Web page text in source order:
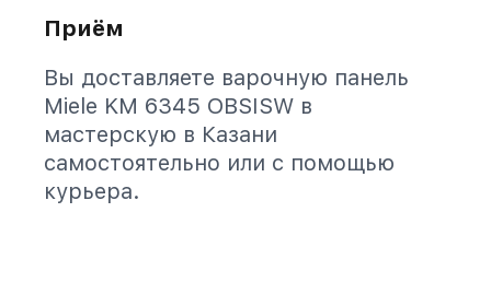
Приём
Вы доставляете варочную панель
Miele KM 6345 OBSISW в
мастерскую в Казани
самостоятельно или с помощью
курьера.